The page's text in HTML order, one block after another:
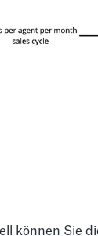
können Sie